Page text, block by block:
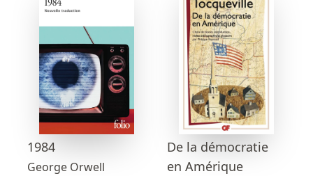
1984
George Orwell
De la démocratie
en Amérique